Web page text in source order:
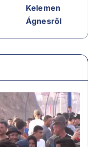
Kelemen
Ágnesről